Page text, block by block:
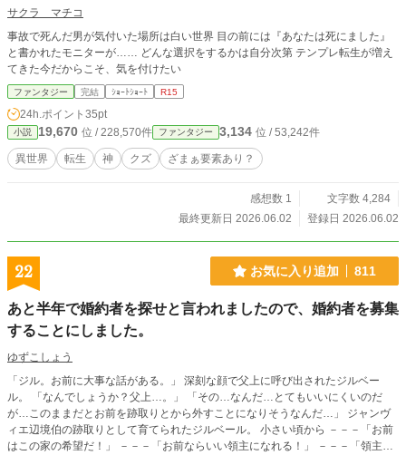
サクラ マチコ
事故で死んだ男が気付いた場所は白い世界 目の前には『あなたは死にました』
と書かれたモニターが…… どんな選択をするかは自分次第 テンプレ転生が増え
てきた今だからこそ、気を付けたい
ファンタジー 完結 ｼｮｰﾄｼｮｰﾄ R15
24h.ポイント 35pt
小説 19,670 位 / 228,570件 ファンタジー 3,134 位 / 53,242件
異世界 転生 神 クズ ざまぁ要素あり？
感想数 1
文字数 4,284
最終更新日 2026.06.02
登録日 2026.06.02
22 お気に入り追加 811
あと半年で婚約者を探せと言われましたので、婚約者を募集
することにしました。
ゆずこしょう
「ジル。お前に大事な話がある。」 深刻な顔で父上に呼び出されたジルベー
ル。 「なんでしょうか？父上…。」 「その…なんだ…とてもいいにくいのだ
が…このままだとお前を跡取りとから外すことになりそうなんだ…」 ジャンヴ
ィエ辺境伯の跡取りとして育てられたジルベール。 小さい頃から －－－「お前
はこの家の希望だ！」 －－－「お前ならいい領主になれる！」 －－－「領主に